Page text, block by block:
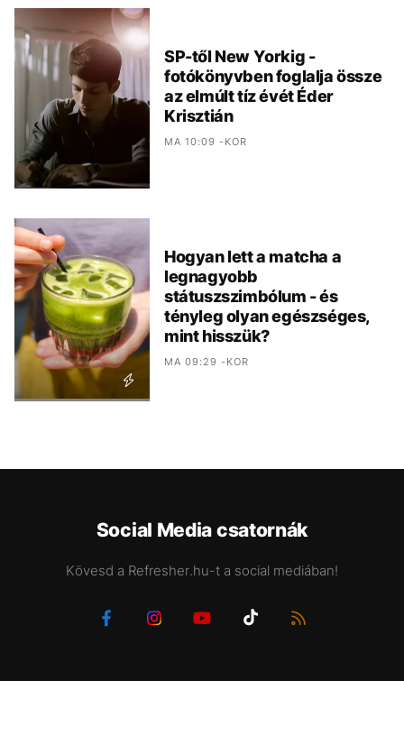
SP-től New Yorkig -
fotókönyvben foglalja össze
az elmúlt tíz évét Éder
Krisztián
MA 10:09 -KOR
Hogyan lett a matcha a
legnagyobb
státuszszimbólum - és
tényleg olyan egészséges,
mint hisszük?
MA 09:29 -KOR
Social Media csatornák
Kövesd a Refresher.hu-t a social mediában!